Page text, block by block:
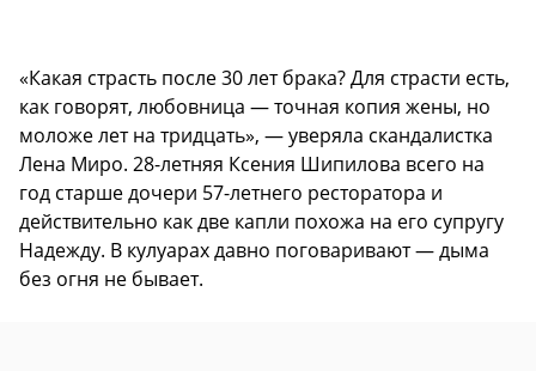
«Какая страсть после 30 лет брака? Для страсти есть,
как говорят, любовница — точная копия жены, но
моложе лет на тридцать», — уверяла скандалистка
Лена Миро. 28-летняя Ксения Шипилова всего на
год старше дочери 57-летнего ресторатора и
действительно как две капли похожа на его супругу
Надежду. В кулуарах давно поговаривают — дыма
без огня не бывает.